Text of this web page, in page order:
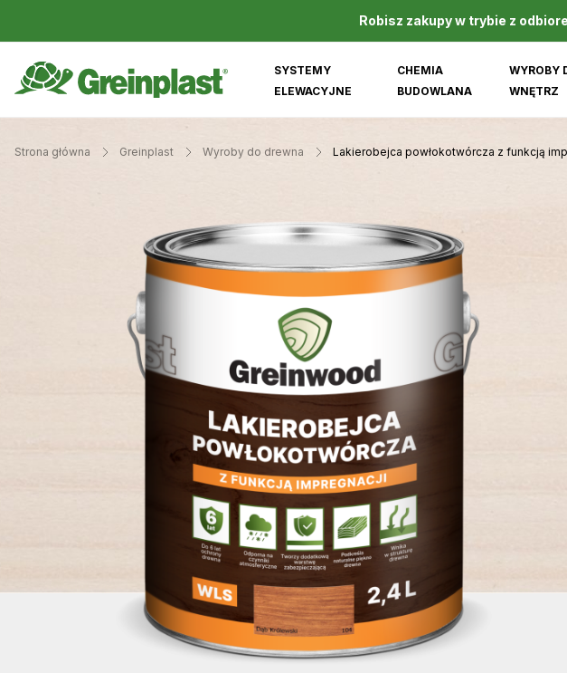
Robisz zakupy w trybie z
SYSTEMY
ELEWACYJNE
CHEMIA
BUDOWLANA
WYROBY
WNĘTRZ
Strona główna Greinplast Wyroby do drewna Lakierobejca powłokotwórcza z funkcją